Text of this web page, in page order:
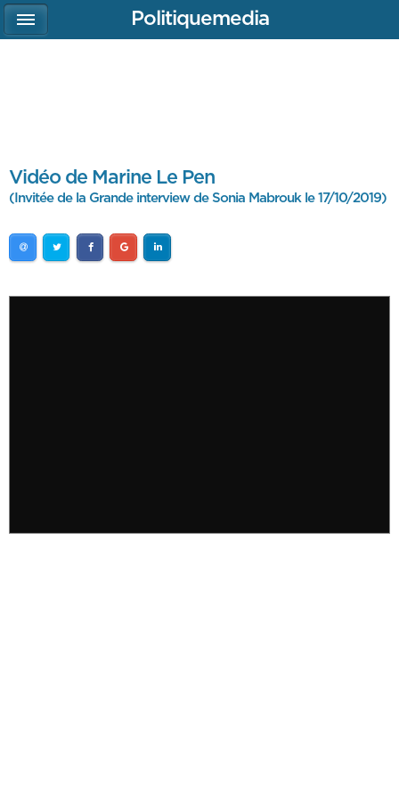
Vidéo de Marine Le Pen
(Invitée de la Grande interview de Sonia Mabrouk le 17/10/2019)
Politiquemedia